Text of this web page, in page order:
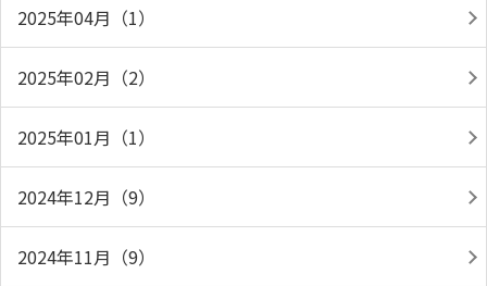
2025年04月（1）
2025年02月（2）
2025年01月（1）
2024年12月（9）
2024年11月（9）